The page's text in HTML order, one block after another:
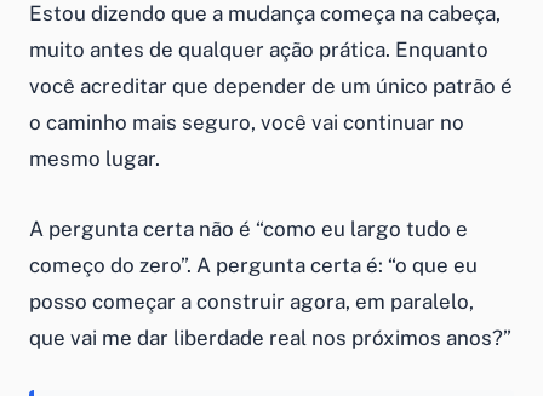
Estou dizendo que a mudança começa na cabeça,
muito antes de qualquer ação prática. Enquanto
você acreditar que depender de um único patrão é
o caminho mais seguro, você vai continuar no
mesmo lugar.
A pergunta certa não é “como eu largo tudo e
começo do zero”. A pergunta certa é: “o que eu
posso começar a construir agora, em paralelo,
que vai me dar liberdade real nos próximos anos?”